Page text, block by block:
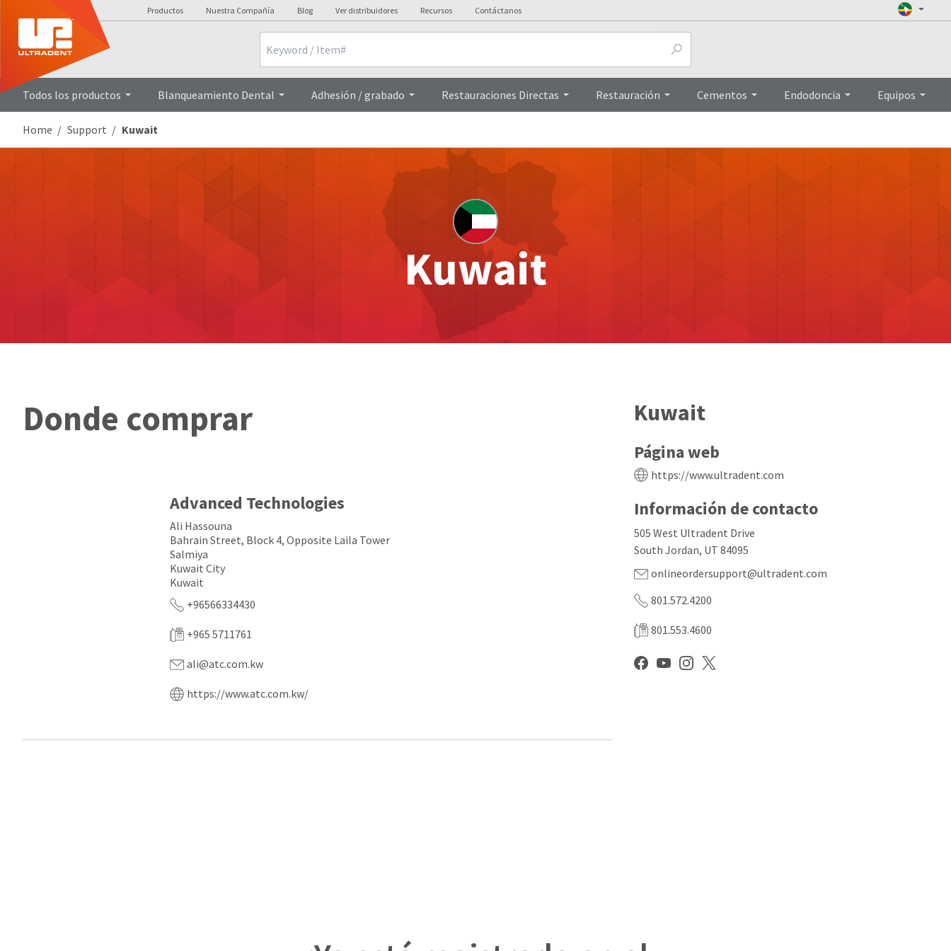
Productos Nuestra Compañía Blog Ver distribuidores Recursos Contáctanos
Todos los productos Blanqueamiento Dental Adhesión / grabado Restauraciones Directas Restauración Cementos Endodoncia Equipos
Home Support Kuwait
Kuwait
Kuwait
Página web
https://www.ultradent.com
Información de contacto
505 West Ultradent Drive
South Jordan, UT 84095
onlineordersupport@ultradent.com
801.572.4200
801.553.4600
Donde comprar
Advanced Technologies
Ali Hassouna
Bahrain Street, Block 4, Opposite Laila Tower
Salmiya
Kuwait City
Kuwait
+96566334430
+965 5711761
ali@atc.com.kw
https://www.atc.com.kw/